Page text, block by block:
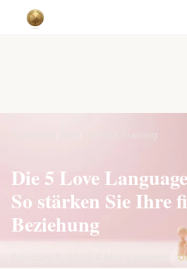
Die 5 Love
So stärken Sie Ihre
Beziehung